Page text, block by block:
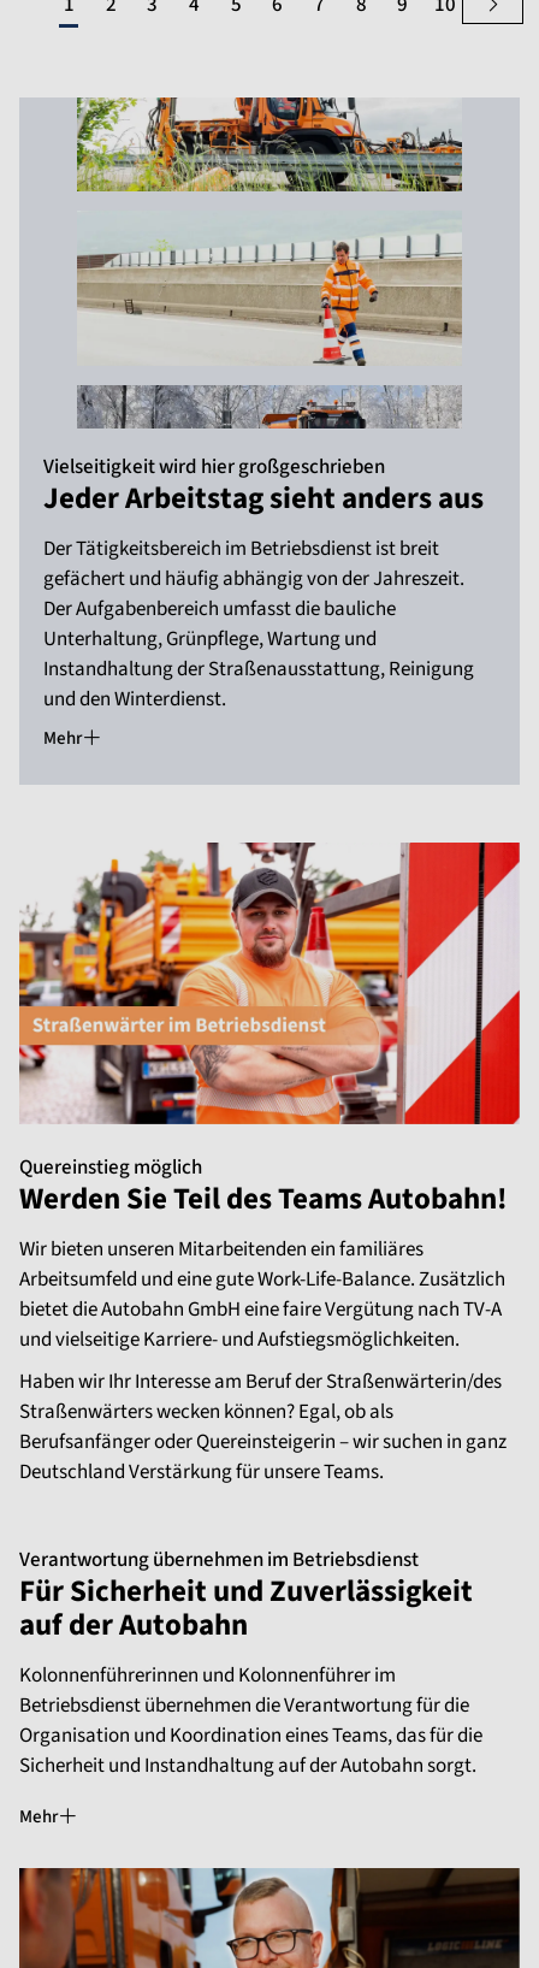
Vielseitigkeit wird hier großgeschrieben
Jeder Arbeitstag sieht anders aus
Der Tätigkeitsbereich im Betriebsdienst ist breit
gefächert und häufig abhängig von der Jahreszeit.
Der Aufgabenbereich umfasst die bauliche
Unterhaltung, Grünpflege, Wartung und
Instandhaltung der Straßenausstattung, Reinigung
und den Winterdienst.
Mehr
Quereinstieg möglich
Werden Sie Teil des Teams Autobahn!
Wir bieten unseren Mitarbeitenden ein familiäres
Arbeitsumfeld und eine gute Work-Life-Balance. Zusätzlich
bietet die Autobahn GmbH eine faire Vergütung nach TV-A
und vielseitige Karriere- und Aufstiegsmöglichkeiten.
Haben wir Ihr Interesse am Beruf der Straßenwärterin/des
Straßenwärters wecken können? Egal, ob als
Berufsanfänger oder Quereinsteigerin – wir suchen in ganz
Deutschland Verstärkung für unsere Teams.
Verantwortung übernehmen im Betriebsdienst
Für Sicherheit und Zuverlässigkeit
auf der Autobahn
Kolonnenführerinnen und Kolonnenführer im
Betriebsdienst übernehmen die Verantwortung für die
Organisation und Koordination eines Teams, das für die
Sicherheit und Instandhaltung auf der Autobahn sorgt.
Mehr